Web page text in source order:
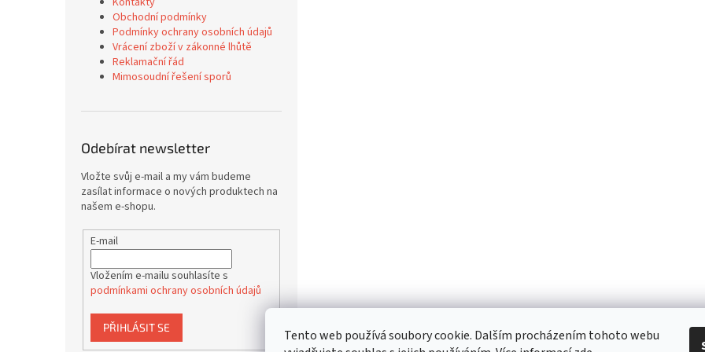
Tento web používá soubory cookie. Dalším procházením tohoto webu
Obchodní podmínky
Podmínky ochrany osobních údajů
Vrácení zboží v zákonné lhůtě
Reklamační řád
Mimosoudní řešení sporů
Odebírat newsletter
Vložte svůj e-mail a my vám budeme
zasílat informace o nových produktech na
našem e-shopu.
E-mail
Vložením e-mailu souhlasíte s
podmínkami ochrany osobních údajů
PŘIHLÁSIT SE